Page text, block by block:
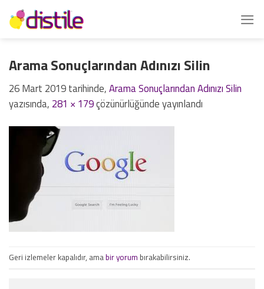
İçeriğe
atla
Arama Sonuçlarından Adınızı Silin
26 Mart 2019tarihinde,Arama Sonuçlarından Adınızı Silin
yazısında, 281 × 179çözünürlüğünde yayınlandı
Geri izlemeler kapalıdır, amabir yorum bırakabilirsiniz.